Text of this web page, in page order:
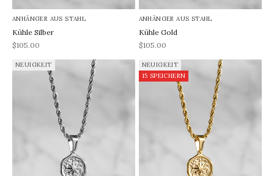
ANHÄNGER AUS STAHL
Kühle Silber
REA-pris
$105.00
ANHÄNGER AUS STAHL
Kühle Gold
REA-pris
$105.00
NEUIGKEIT
NEUIGKEIT
15 SPEICHERN